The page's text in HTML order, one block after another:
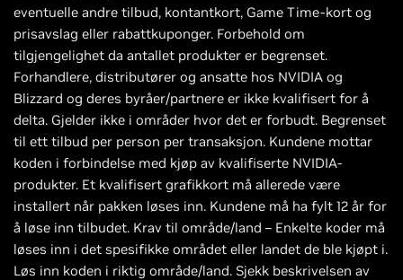
eventuelle andre tilbud, kontantkort, Game Time-kort og
prisavslag eller rabattkuponger. Forbehold om
tilgjengelighet da antallet produkter er begrenset.
Forhandlere, distributører og ansatte hos NVIDIA og
Blizzard og deres byråer/partnere er ikke kvalifisert for å
delta. Gjelder ikke i områder hvor det er forbudt. Begrenset
til ett tilbud per person per transaksjon. Kundene mottar
koden i forbindelse med kjøp av kvalifiserte NVIDIA-
produkter. Et kvalifisert grafikkort må allerede være
installert når pakken løses inn. Kundene må ha fylt 12 år for
å løse inn tilbudet. Krav til område/land – Enkelte koder må
løses inn i det spesifikke området eller landet de ble kjøpt i.
Løs inn koden i riktig område/land. Sjekk beskrivelsen av